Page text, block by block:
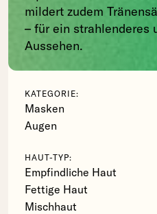
mildert zudem
– für ein strahlenderes
Aussehen.
KATEGORIE:
Masken
Augen
HAUT-TYP:
Empfindliche Haut
Fettige Haut
Mischhaut